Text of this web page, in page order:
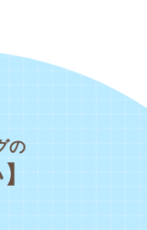
の